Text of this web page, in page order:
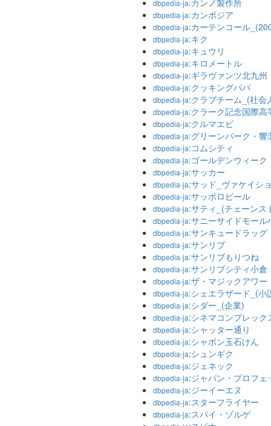
dbpedia-ja:カンノ製作所
dbpedia-ja:カンボジア
dbpedia-ja:カーテンコール
dbpedia-ja:キク
dbpedia-ja:キュウリ
dbpedia-ja:キロメートル
dbpedia-ja:ギラヴァンツ北九州
dbpedia-ja:クッキングパパ
dbpedia-ja:クラブチーム_(社会
dbpedia-ja:クラーク記念国際高
dbpedia-ja:クルマエビ
dbpedia-ja:グリーンパーク・響
dbpedia-ja:コムシティ
dbpedia-ja:ゴールデンウィーク
dbpedia-ja:サッカー
dbpedia-ja:サッド_ヴァケイシ
dbpedia-ja:サッポロビール
dbpedia-ja:サティ_(チェーンス
dbpedia-ja:サニーサイドモール
dbpedia-ja:サンキュードラッグ
dbpedia-ja:サンリブ
dbpedia-ja:サンリブもりつね
dbpedia-ja:サンリブシティ小倉
dbpedia-ja:ザ・マジックアワー
dbpedia-ja:シェエラザード_(小
dbpedia-ja:シダー_(企業)
dbpedia-ja:シネマコンプレック
dbpedia-ja:シャッター通り
dbpedia-ja:シャボン玉石けん
dbpedia-ja:シュンギク
dbpedia-ja:ジェネック
dbpedia-ja:ジャパン・プロフ
dbpedia-ja:ジーイーエヌ
dbpedia-ja:スターフライヤー
dbpedia-ja:スパイ・ゾルゲ